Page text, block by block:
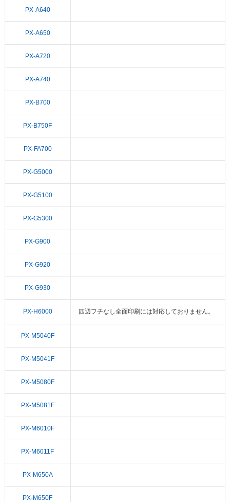
PX-A640
PX-A650
PX-A720
PX-A740
PX-B700
PX-B750F
PX-FA700
PX-G5000
PX-G5100
PX-G5300
PX-G900
PX-G920
PX-G930
PX-H6000 四辺フチなし全面印刷には対応しておりません。
PX-M5040F
PX-M5041F
PX-M5080F
PX-M5081F
PX-M6010F
PX-M6011F
PX-M650A
PX-M650F